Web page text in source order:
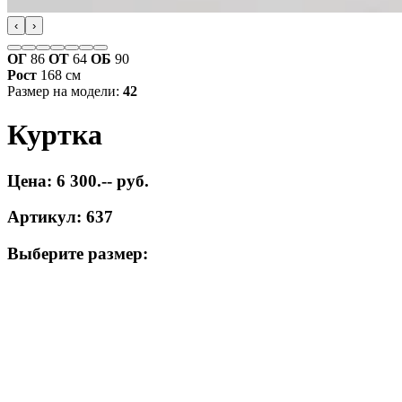
‹ ›
ОГ 86 ОТ 64 ОБ 90
Рост 168 см
Размер на модели: 42
Куртка
Цена: 6 300.-- руб.
Артикул: 637
Выберите размер: